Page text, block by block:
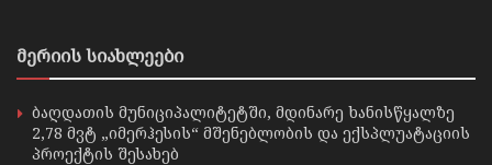
მერიის სიახლეები
ბაღდათის მუნიციპალიტეტში, მდინარე ხანისწყალზე
2,78 მვტ „იმერჰესის“ მშენებლობის და ექსპლუატაციის
პროექტის შესახებ